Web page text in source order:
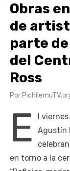
Obras
de
parte
del
Ross
Por
E
l
Agustín
en torno a la